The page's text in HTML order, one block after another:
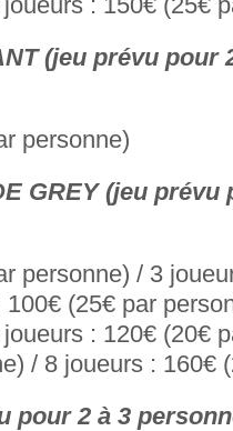
(jeu prévu pour
personne)
GREY (jeu
personne) / 3
(25€ par
: 120€ (20€
/ 8 joueurs : 160€
pour 2 à 3